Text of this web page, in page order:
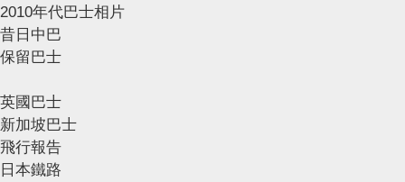
2010年代巴士相片
昔日中巴
保留巴士
英國巴士
新加坡巴士
飛行報告
日本鐵路